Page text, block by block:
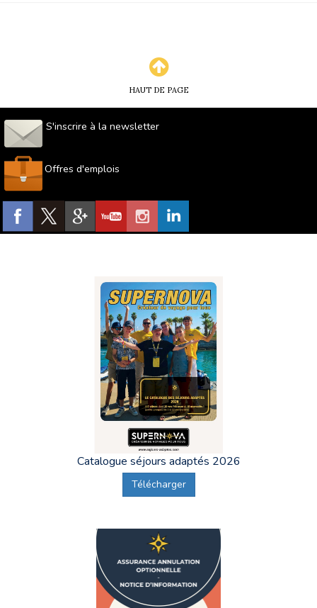
HAUT DE PAGE
S'inscrire à la newsletter
Offres d'emplois
Catalogue séjours adaptés 2026
Télécharger